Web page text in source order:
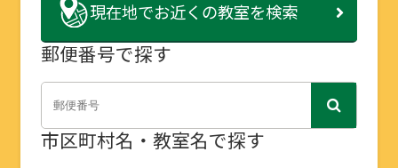
現在地でお近くの教室を検索
郵便番号で探す
市区町村名・教室名で探す